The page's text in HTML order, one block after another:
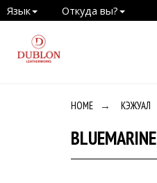
Язык Откуда вы?
HOME → КЭЖУАЛ
BLUEMARINE